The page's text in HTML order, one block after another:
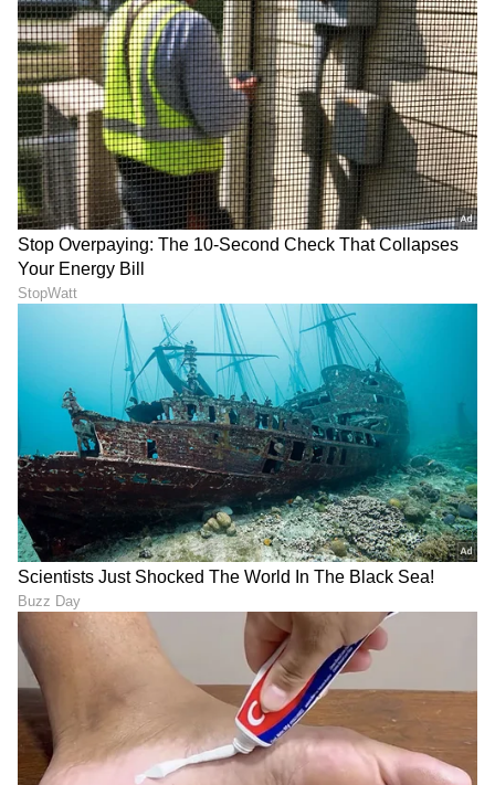
ಕರಾವಳಿ ರಕ್ಷಕಗಳಲ್ಲಿ ಒಂದಾಗಿರುವುದರಿಂದ, ಹೊನ್ನಾವರದ
ಸೌಂದರ್ಯವು ಅದರ ಪರಿಸರ ಮಹತ್ವಕ್ಕೆ ಸಮಾನವಾಗಿದೆ
ಎಂದು ಆನಂದ್ ಮಹೀಂದ್ರಾ ಅವರು ಬಣ್ಣಿಸಿದ್ದಾರೆ.
5
5
Image Credit :Asianet News
ತಮ್ಮ #SundayWanderer ಹ್ಯಾಶ್‌ಟ್ಯಾಗ್ ಅಡಿಯಲ್ಲಿ
ಹೊನ್ನಾವರದ ಸುಂದರ ಚಿತ್ರಗಳನ್ನು ಹಂಚಿಕೊಳ್ಳುವ ಮೂಲಕ
ಕರ್ನಾಟಕದ ಕರಾವಳಿ ಪ್ರವಾಸೋದ್ಯಮಕ್ಕೆ (Karnataka
Tourism) ಮಹಿಂದ್ರಾ ಅವರು ಮೆಚ್ಚುಗೆ ಸೂಚಿಸಿದ್ದಾರೆ.
Continuing my search for
underexplored & less crowded
destinations….
We often celebrate Kerala’s
backwaters. But on Karnataka’s coast
is a hidden gem that deserves equal
attention.